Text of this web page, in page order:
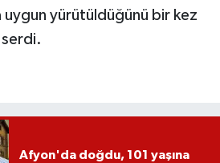
yürütüldüğünü bir kez
Afyon'da doğdu, 101 yaşına